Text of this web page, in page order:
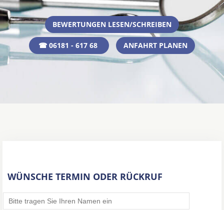
BEWERTUNGEN LESEN/SCHREIBEN
☎ 06181 - 617 68 ANFAHRT PLANEN
WÜNSCHE TERMIN ODER RÜCKRUF